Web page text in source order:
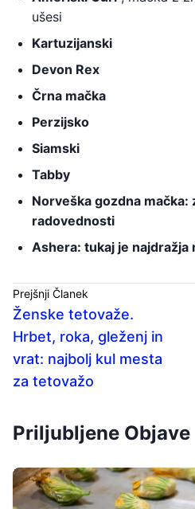
ušesi
Kartuzijanski
Devon Rex
Črna mačka
Perzijsko
Siamski
Tabby
Norveška gozdna mačka:
radovednosti
Ashera: tukaj je najdražja
Prejšnji Članek
Ženske tetovaže.
Hrbet, roka, gleženj in
vrat: najbolj kul mesta
za tetovažo
Priljubljene Objave